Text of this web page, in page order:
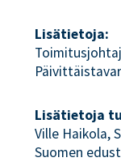
Lisätietoja:
Lisätietoja
Ville Haikola,
Suomen